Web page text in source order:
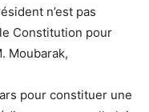
n’est pas
Constitution pour
Moubarak,
pour constituer une